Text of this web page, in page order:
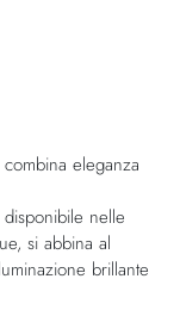
eleganza
disponibile nelle
si abbina al
brillante